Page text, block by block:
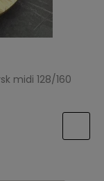
midi 128/160